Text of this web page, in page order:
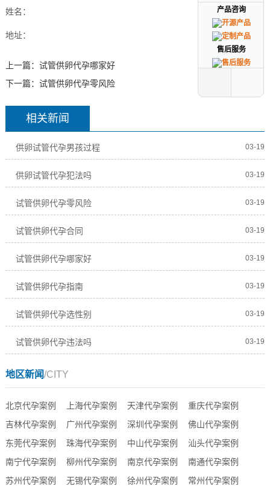
姓名：
地址：
上一篇： 试管供卵代孕哪家好
下一篇： 试管供卵代孕零风险
相关新闻
供卵试管代孕男孩过程 03-19
供卵试管代孕犯法吗 03-19
试管供卵代孕零风险 03-19
试管供卵代孕合同 03-19
试管供卵代孕哪家好 03-19
试管供卵代孕指南 03-19
试管供卵代孕选性别 03-19
试管供卵代孕违法吗 03-19
地区新闻/CITY
北京代孕案例 上海代孕案例 天津代孕案例
重庆代孕案例
吉林代孕案例
广州代孕案例 深圳代孕案例
佛山代孕案例
东莞代孕案例
珠海代孕案例 中山代孕案例
汕头代孕案例
南宁代孕案例
柳州代孕案例 南京代孕案例
南通代孕案例
苏州代孕案例
无锡代孕案例 徐州代孕案例
常州代孕案例
产品咨询
售后服务
产品咨询
售后服务